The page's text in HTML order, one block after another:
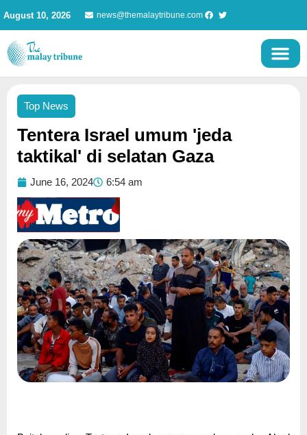
content
August 10, 2026 news@themalaytribune.com
Top News
Tentera Israel umum 'jeda
taktikal' di selatan Gaza
June 16, 2024 6:54 am